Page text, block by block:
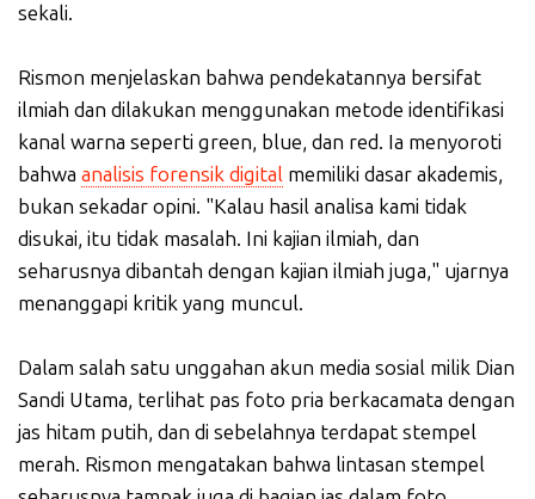
sekali.
Rismon menjelaskan bahwa pendekatannya bersifat
ilmiah dan dilakukan menggunakan metode identifikasi
kanal warna seperti green, blue, dan red. Ia menyoroti
bahwa analisis forensik digital memiliki dasar akademis,
bukan sekadar opini. "Kalau hasil analisa kami tidak
disukai, itu tidak masalah. Ini kajian ilmiah, dan
seharusnya dibantah dengan kajian ilmiah juga," ujarnya
menanggapi kritik yang muncul.
Dalam salah satu unggahan akun media sosial milik Dian
Sandi Utama, terlihat pas foto pria berkacamata dengan
jas hitam putih, dan di sebelahnya terdapat stempel
merah. Rismon mengatakan bahwa lintasan stempel